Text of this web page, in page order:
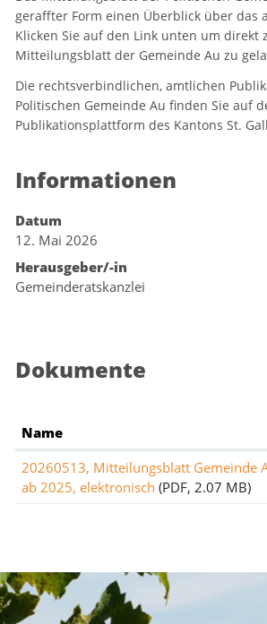
geraffter Form einen Überblick über das
Klicken Sie auf den Link unten um direkt
Mitteilungsblatt der Gemeinde Au zu
Die rechtsverbindlichen, amtlichen
Politischen Gemeinde Au finden Sie auf
Publikationsplattform des Kantons St.
Informationen
Datum
12. Mai 2026
Herausgeber/-in
Gemeinderatskanzlei
Dokumente
Name
20260513, Mitteilungsblatt Gemeinde
ab 2025, elektronisch (PDF, 2.07 MB)